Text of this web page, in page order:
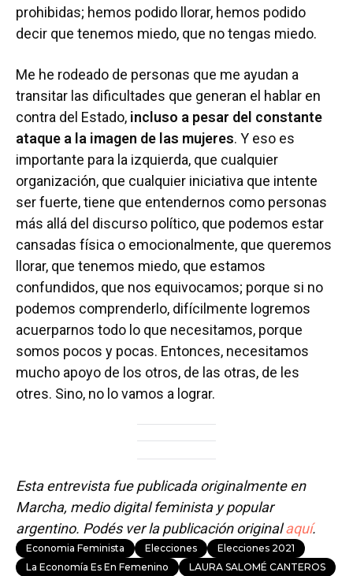
prohibidas; hemos podido llorar, hemos podido
decir que tenemos miedo, que no tengas miedo.
Me he rodeado de personas que me ayudan a
transitar las dificultades que generan el hablar en
contra del Estado, incluso a pesar del constante
ataque a la imagen de las mujeres. Y eso es
importante para la izquierda, que cualquier
organización, que cualquier iniciativa que intente
ser fuerte, tiene que entendernos como personas
más allá del discurso político, que podemos estar
cansadas física o emocionalmente, que queremos
llorar, que tenemos miedo, que estamos
confundidos, que nos equivocamos; porque si no
podemos comprenderlo, difícilmente logremos
acuerparnos todo lo que necesitamos, porque
somos pocos y pocas. Entonces, necesitamos
mucho apoyo de los otros, de las otras, de les
otres. Sino, no lo vamos a lograr.
Esta entrevista fue publicada originalmente en
Marcha, medio digital feminista y popular
argentino. Podés ver la publicación originalaquí.
Economia Feminista Elecciones
Elecciones 2021
La Economía Es En Femenino
LAURA SALOMÉ CANTEROS